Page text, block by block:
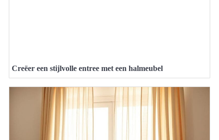
Creëer een stijlvolle entree met een halmeubel